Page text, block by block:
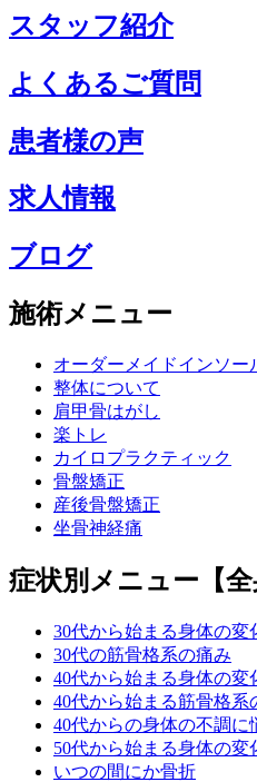
スタッフ紹介
よくあるご質問
患者様の声
求人情報
ブログ
施術メニュー
オーダーメイドインソー
整体について
肩甲骨はがし
楽トレ
カイロプラクティック
骨盤矯正
産後骨盤矯正
坐骨神経痛
症状別メニュー【全
30代から始まる身体の変
30代の筋骨格系の痛み
40代から始まる身体の変
40代から始まる筋骨格系
40代からの身体の不調に
50代から始まる身体の変
いつの間にか骨折